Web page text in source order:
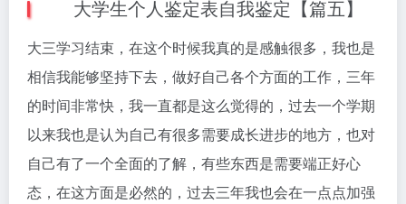
大学生个人鉴定表自我鉴定【篇五】
大三学习结束，在这个时候我真的是感触很多，我也是
相信我能够坚持下去，做好自己各个方面的工作，三年
的时间非常快，我一直都是这么觉得的，过去一个学期
以来我也是认为自己有很多需要成长进步的地方，也对
自己有了一个全面的了解，有些东西是需要端正好心
态，在这方面是必然的，过去三年我也会在一点点加强